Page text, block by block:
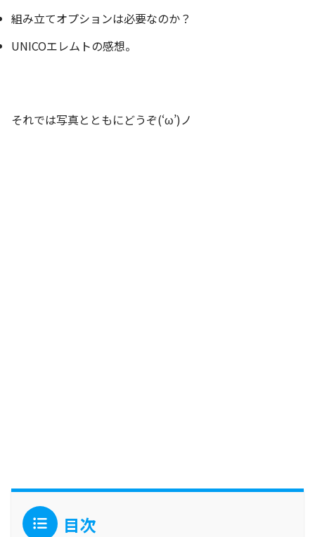
組み立てオプションは必要なのか？
UNICOエレムトの感想。
それでは写真とともにどうぞ(‘ω’)ノ
目次